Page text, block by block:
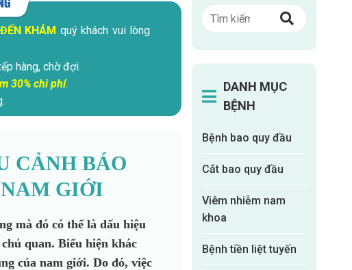
KHÁM quý khách vui lòng
hàng, chờ đợi.
30% chi phí.
CẢNH BÁO
GIỚI
mà đó có thể là dấu hiệu
quan. Biểu hiện khác
của nam giới. Do đó, việc
DANH MỤC
BỆNH
Bệnh bao quy đầu
Cắt bao quy đầu
Viêm nhiễm nam
khoa
Bệnh tiền liệt tuyến